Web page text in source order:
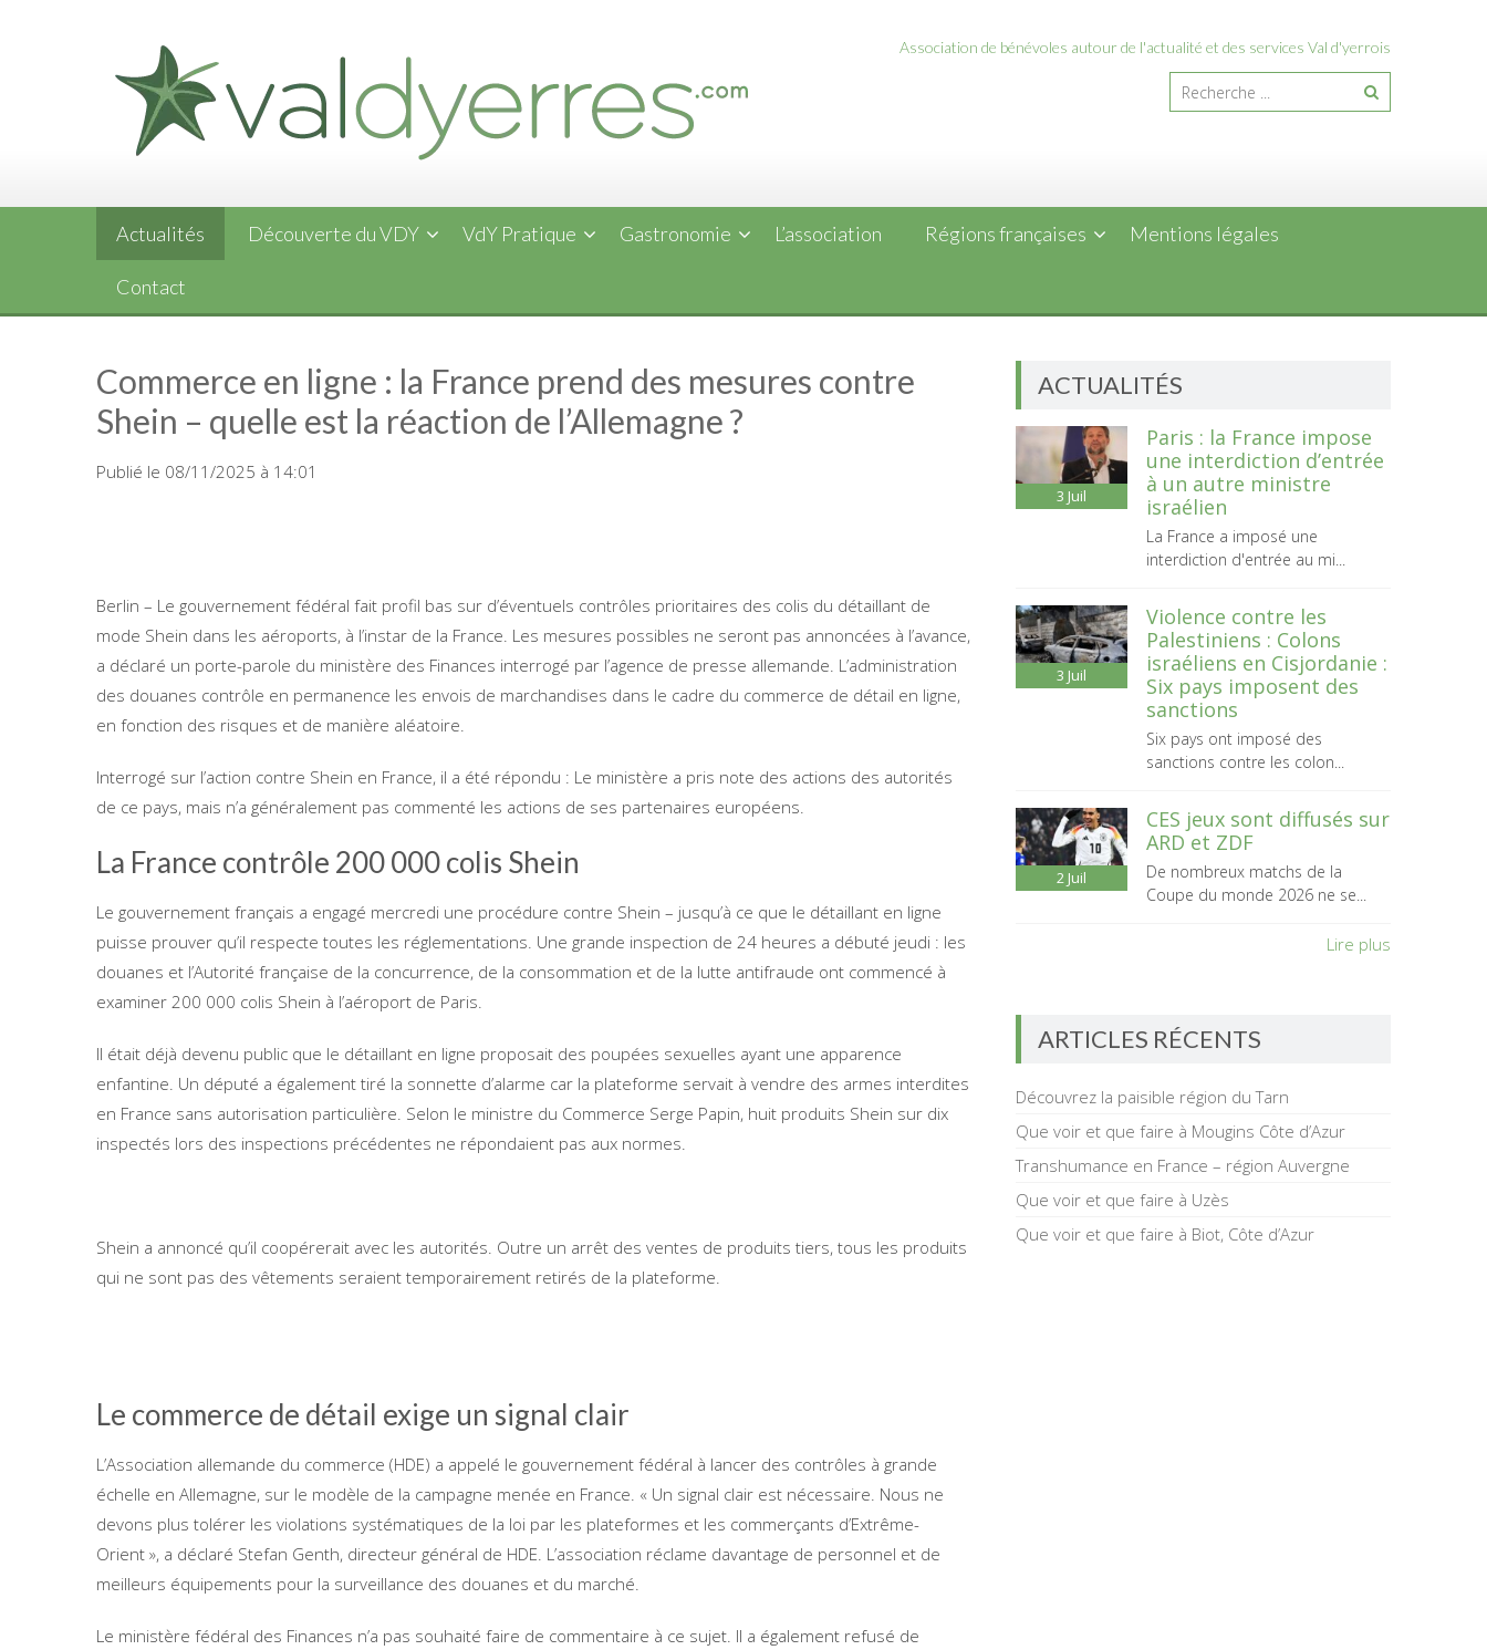
Association de bénévoles autour de l'actualité et des services Val d'yerrois
Actualités Découverte du VDY VdY Pratique Gastronomie L’association Régions françaises Mentions légales
Contact
Commerce en ligne : la France prend des mesures contre
Shein – quelle est la réaction de l’Allemagne ?
Publié le 08/11/2025 à 14:01
Berlin – Le gouvernement fédéral fait profil bas sur d’éventuels contrôles prioritaires des colis du détaillant de
mode Shein dans les aéroports, à l’instar de la France. Les mesures possibles ne seront pas annoncées à l’avance,
a déclaré un porte-parole du ministère des Finances interrogé par l’agence de presse allemande. L’administration
des douanes contrôle en permanence les envois de marchandises dans le cadre du commerce de détail en ligne,
en fonction des risques et de manière aléatoire.
Interrogé sur l’action contre Shein en France, il a été répondu : Le ministère a pris note des actions des autorités
de ce pays, mais n’a généralement pas commenté les actions de ses partenaires européens.
La France contrôle 200 000 colis Shein
Le gouvernement français a engagé mercredi une procédure contre Shein – jusqu’à ce que le détaillant en ligne
puisse prouver qu’il respecte toutes les réglementations. Une grande inspection de 24 heures a débuté jeudi : les
douanes et l’Autorité française de la concurrence, de la consommation et de la lutte antifraude ont commencé à
examiner 200 000 colis Shein à l’aéroport de Paris.
Il était déjà devenu public que le détaillant en ligne proposait des poupées sexuelles ayant une apparence
enfantine. Un député a également tiré la sonnette d’alarme car la plateforme servait à vendre des armes interdites
en France sans autorisation particulière. Selon le ministre du Commerce Serge Papin, huit produits Shein sur dix
inspectés lors des inspections précédentes ne répondaient pas aux normes.
Shein a annoncé qu’il coopérerait avec les autorités. Outre un arrêt des ventes de produits tiers, tous les produits
qui ne sont pas des vêtements seraient temporairement retirés de la plateforme.
Le commerce de détail exige un signal clair
L’Association allemande du commerce (HDE) a appelé le gouvernement fédéral à lancer des contrôles à grande
échelle en Allemagne, sur le modèle de la campagne menée en France. « Un signal clair est nécessaire. Nous ne
devons plus tolérer les violations systématiques de la loi par les plateformes et les commerçants d’Extrême-
Orient », a déclaré Stefan Genth, directeur général de HDE. L’association réclame davantage de personnel et de
meilleurs équipements pour la surveillance des douanes et du marché.
Le ministère fédéral des Finances n’a pas souhaité faire de commentaire à ce sujet. Il a également refusé de
ACTUALITÉS
3 Juil
Paris : la France impose
une interdiction d’entrée
à un autre ministre
israélien
La France a imposé une
interdiction d'entrée au mi...
3 Juil
Violence contre les
Palestiniens : Colons
israéliens en Cisjordanie :
Six pays imposent des
sanctions
Six pays ont imposé des
sanctions contre les colon...
2 Juil
CES jeux sont diffusés sur
ARD et ZDF
De nombreux matchs de la
Coupe du monde 2026 ne se...
Lire plus
ARTICLES RÉCENTS
Découvrez la paisible région du Tarn
Que voir et que faire à Mougins Côte d’Azur
Transhumance en France – région Auvergne
Que voir et que faire à Uzès
Que voir et que faire à Biot, Côte d’Azur